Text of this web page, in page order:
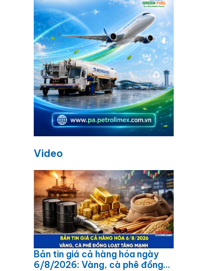
Video
Bản tin giá cả hàng hóa ngày
6/8/2026: Vàng, cà phê đồng